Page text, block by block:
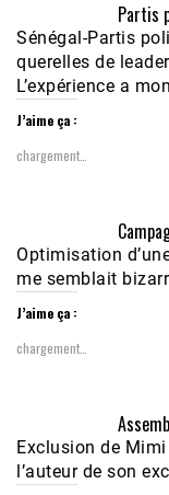
Partis
Sénégal-Partis
querelles de
L’expérience a
J’aime ça :
chargement…
Optimisation
me semblait
J’aime ça :
chargement…
Exclusion de Mimi
l’auteur de son